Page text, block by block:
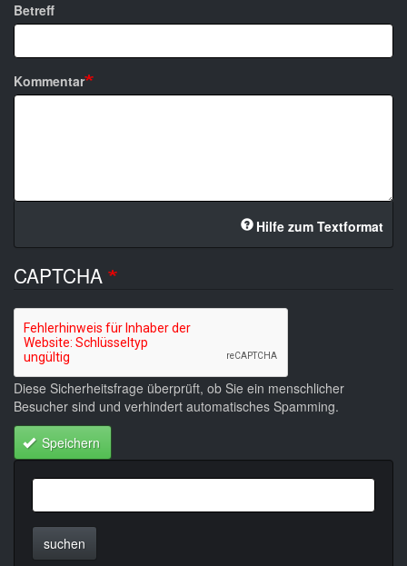
Betreff
Kommentar
Hilfe zum Textformat
CAPTCHA
Diese Sicherheitsfrage überprüft, ob Sie ein menschlicher
Besucher sind und verhindert automatisches Spamming.
Speichern
suchen